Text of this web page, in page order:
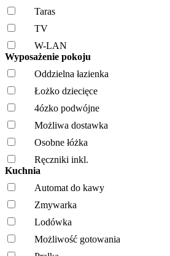
Taras
TV
W-LAN
Wyposażenie pokoju
Oddzielna łazienka
Łożko dziecięce
4ózko podwójne
Możliwa dostawka
Osobne łóżka
Ręczniki inkl.
Kuchnia
Automat do kawy
Zmywarka
Lodówka
Możliwość gotowania